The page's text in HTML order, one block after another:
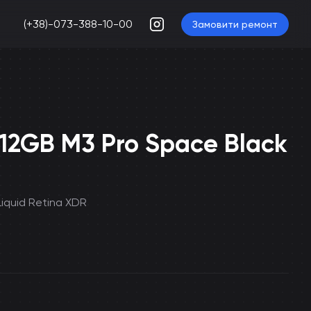
(+38)-073-388-10-00 Замовити ремонт
M3 Pro Space Black
Retina XDR